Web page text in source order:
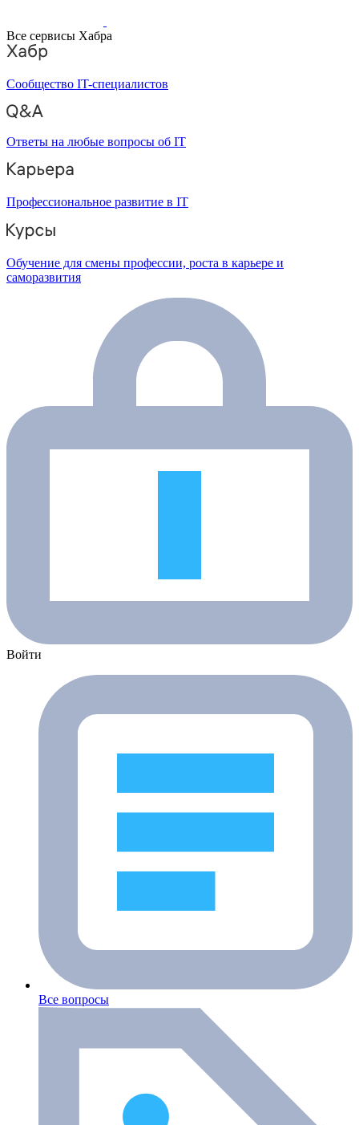
Все сервисы Хабра
Сообщество IT-специалистов
Ответы на любые вопросы об IT
Профессиональное развитие в IT
Обучение для смены профессии, роста в карьере и
саморазвития
Войти
Все вопросы